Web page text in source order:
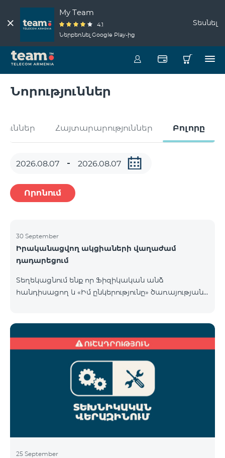
My Team
4.1
Ներբեռնել Google Play-ից
Տեսնել
Նորություններ
Հայտարարություններ Բոլորը
Որոնում
30 September
Իրականացվող ակցիաների վաղաժամ
դադարեցում
Տեղեկացնում ենք որ Ֆիզիկական անձ
հանդիսացող և «Իմ ընկերությունը» ծառայության
վաղաժամ դադարեցվել է 30․09․2024-ին ստորև
նշված քաղաքներում։ Վայք Չարենցավան
25 September